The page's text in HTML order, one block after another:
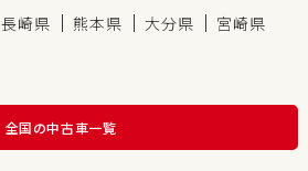
長崎県 熊本県 大分県
宮崎県
全国の中古車一覧